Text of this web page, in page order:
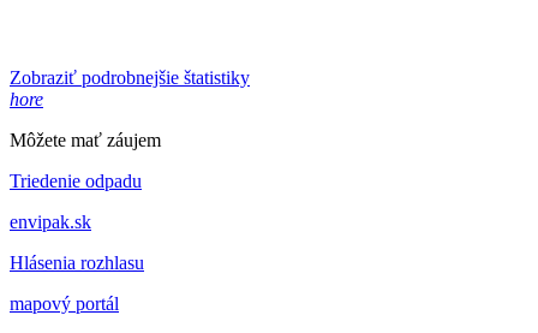
Zobraziť podrobnejšie štatistiky
hore
Môžete mať záujem
Triedenie odpadu
envipak.sk
Hlásenia rozhlasu
mapový portál